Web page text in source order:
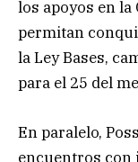
los apoyos en la
permitan
la Ley Bases,
para el 25 del
En paralelo,
encuentros con